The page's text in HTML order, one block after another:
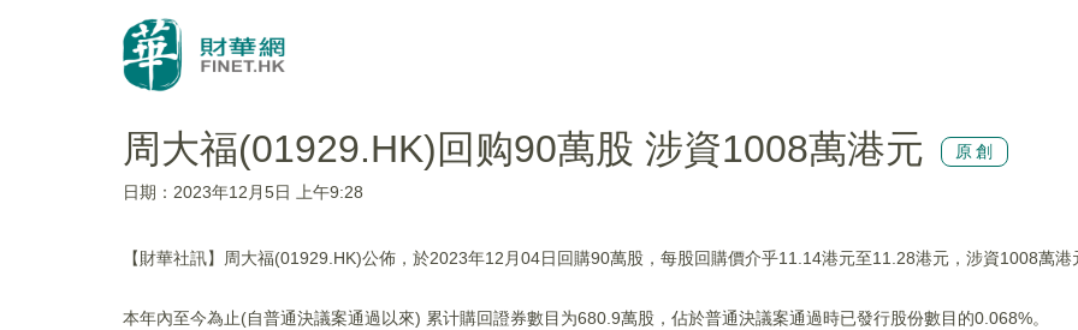
周大福(01929.HK)回购90萬股 涉資1008萬港元 原創
日期：2023年12月5日 上午9:28
【財華社訊】周大福(01929.HK)公佈，於2023年12月04日回購90萬股，每股回購價介乎11.14港元至11.28港元，涉資1008萬港
本年內至今為止(自普通決議案通過以來) 累计購回證券數目为680.9萬股，佔於普通決議案通過時已發行股份數目的0.068%。